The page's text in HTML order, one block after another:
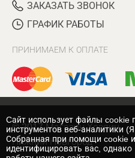
ЗАКАЗАТЬ ЗВОНОК
ГРАФИК РАБОТЫ
ПРИНИМАЕМ К ОПЛАТЕ
© 2017 Магазин Хозяин
Нижний Новгород
Cайт использует файлы cookie
инструментов веб-аналитики
Собранная при помощи cookie
идентифицировать вас,